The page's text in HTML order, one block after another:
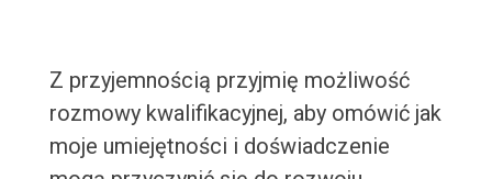
Z przyjemnością przyjmię możliwość
rozmowy kwalifikacyjnej, aby omówić jak
moje umiejętności i doświadczenie